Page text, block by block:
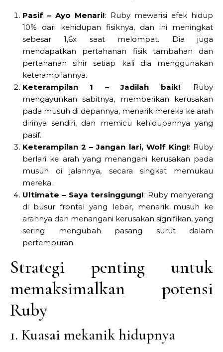
Pasif – Ayo Menari!: Ruby mewarisi efek hidup
10% dari kehidupan fisiknya, dan ini meningkat
sebesar 1,6x saat melompat. Dia juga
mendapatkan pertahanan fisik tambahan dan
pertahanan sihir setiap kali dia menggunakan
keterampilannya.
Keterampilan 1 – Jadilah baik!: Ruby
mengayunkan sabitnya, memberikan kerusakan
pada musuh di depannya, menarik mereka ke arah
dirinya sendiri, dan memicu kehidupannya yang
pasif.
Keterampilan 2 – Jangan lari, Wolf King!: Ruby
berlari ke arah yang menangani kerusakan pada
musuh di jalannya, secara singkat memukau
mereka.
Ultimate – Saya tersinggung!: Ruby menyerang
di busur frontal yang lebar, menarik musuh ke
arahnya dan menangani kerusakan signifikan, yang
sering mengubah pasang surut dalam
pertempuran.
Strategi penting untuk
memaksimalkan potensi
Ruby
1. Kuasai mekanik hidupnya